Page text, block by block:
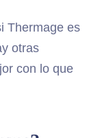
Thermage es
otras
con lo que